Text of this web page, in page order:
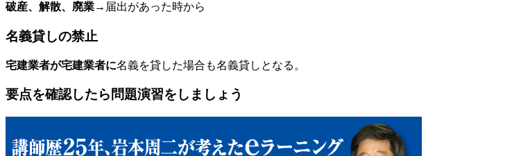
破産、解散、廃業→届出があった時から
名義貸しの禁止
宅建業者が宅建業者に名義を貸した場合も名義貸しとなる。
要点を確認したら問題演習をしましょう